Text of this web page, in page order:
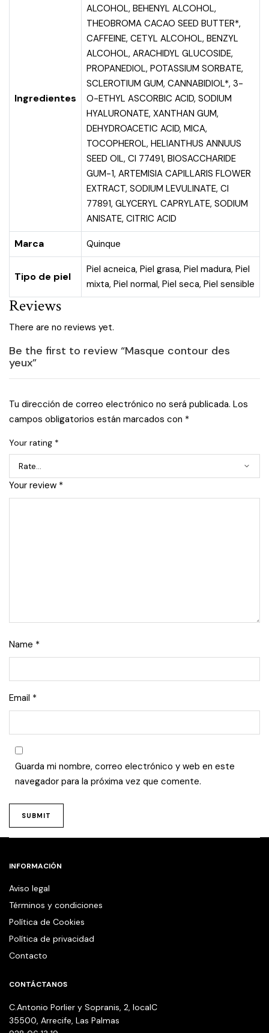
Ingredientes
ALCOHOL, BEHENYL ALCOHOL,
THEOBROMA CACAO SEED BUTTER*,
CAFFEINE, CETYL ALCOHOL, BENZYL
ALCOHOL, ARACHIDYL GLUCOSIDE,
PROPANEDIOL, POTASSIUM SORBATE,
SCLEROTIUM GUM, CANNABIDIOL*, 3-
O-ETHYL ASCORBIC ACID, SODIUM
HYALURONATE, XANTHAN GUM,
DEHYDROACETIC ACID, MICA,
TOCOPHEROL, HELIANTHUS ANNUUS
SEED OIL, CI 77491, BIOSACCHARIDE
GUM-1, ARTEMISIA CAPILLARIS FLOWER
EXTRACT, SODIUM LEVULINATE, CI
77891, GLYCERYL CAPRYLATE, SODIUM
ANISATE, CITRIC ACID
Marca Quinque
Tipo de piel
Piel acneica, Piel grasa, Piel madura, Piel
mixta, Piel normal, Piel seca, Piel sensible
Reviews
There are no reviews yet.
Be the first to review “Masque contour des
yeux”
Tu dirección de correo electrónico no será publicada. Los
campos obligatorios están marcados con *
Your rating *
Your review *
Name *
Email *
Guarda mi nombre, correo electrónico y web en este
navegador para la próxima vez que comente.
INFORMACIÓN
Aviso legal
Términos y condiciones
Política de Cookies
Política de privacidad
Contacto
CONTÁCTANOS
C.Antonio Porlier y Sopranis, 2, localC
35500, Arrecife, Las Palmas